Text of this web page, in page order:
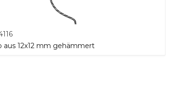
aus 12x12 mm gehämmert